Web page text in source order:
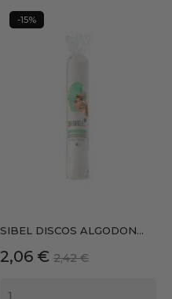
SIBEL DISCOS ALGODON...
Precio
2,06 € Precio
2,42 €
-15%